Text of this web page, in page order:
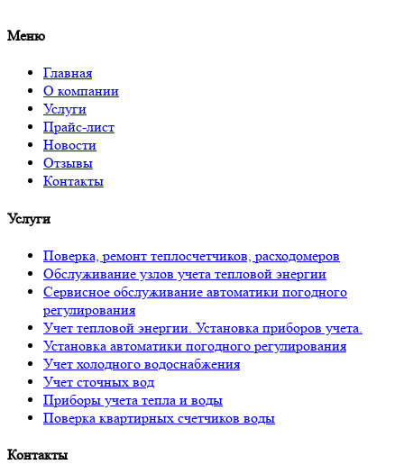
Меню
Главная
О компании
Услуги
Прайс-лист
Новости
Отзывы
Контакты
Услуги
Поверка, ремонт теплосчетчиков, расходомеров
Обслуживание узлов учета тепловой энергии
Сервисное обслуживание автоматики погодного
регулирования
Учет тепловой энергии. Установка приборов учета.
Установка автоматики погодного регулирования
Учет холодного водоснабжения
Учет сточных вод
Приборы учета тепла и воды
Поверка квартирных счетчиков воды
Контакты